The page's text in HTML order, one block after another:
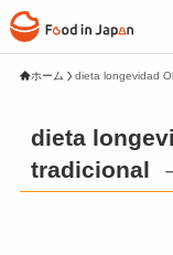
ホーム dieta longevidad
dieta
tradicional